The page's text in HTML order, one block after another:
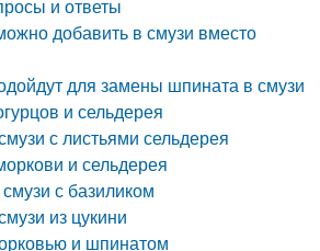
и ответы
добавить в смузи вместо
для замены шпината в смузи
и сельдерея
с листьями сельдерея
и сельдерея
с базиликом
из цукини
и шпинатом